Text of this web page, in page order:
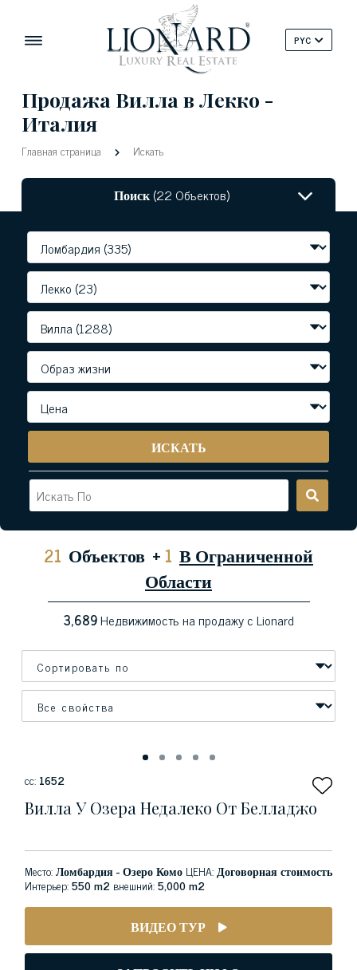
PYC
Продажа Вилла в Лекко -
Италия
Главная страница Искать
Поиск(22 Объектов)
ИСКАТЬ
21 Объектов + 1 В Ограниченной
Области
3,689Недвижимость на продажу с Lionard
сс: 1652
Вилла У Озера Недалеко От Белладжо
Место:Ломбардия - Озеро Комо ЦЕНА:Договорная стоимость
Интерьер:550 m2 внешний:5,000 m2
ВИДЕО ТУР